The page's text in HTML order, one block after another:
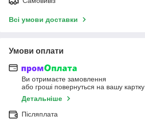
Всі умови доставки
Умови оплати
Ви отримаєте замовлення
або гроші повернуться на вашу картку
Детальніше
Післяплата